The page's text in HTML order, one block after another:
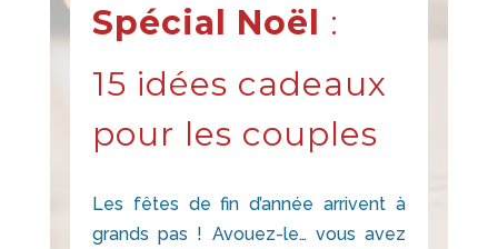
Spécial Noël :
15 idées cadeaux
pour les couples
Les fêtes de fin d’année arrivent à
grands pas ! Avouez-le… vous avez